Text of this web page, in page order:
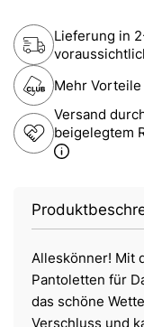
Lieferung in
Mehr
Versand
beigelegtem
Alleskönner! Mit
Pantoletten für
das schöne
Verschluss und